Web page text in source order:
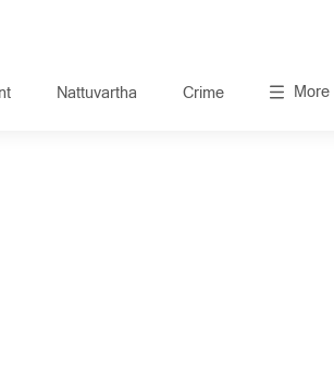
Nattuvartha Crime More